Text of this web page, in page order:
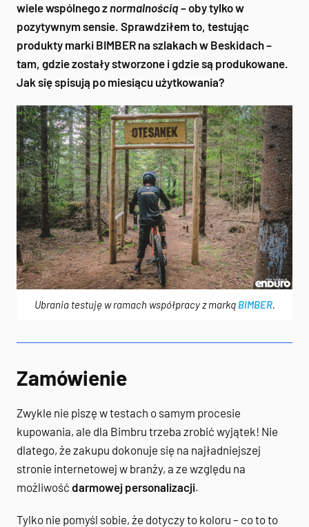
wiele wspólnego znormalnością– oby tylko w
pozytywnym sensie. Sprawdziłem to, testując
produkty marki BIMBER na szlakach w Beskidach –
tam, gdzie zostały stworzone i gdzie są produkowane.
Jak się spisują po miesiącu użytkowania?
Ubrania testuję w ramach współpracy z marką BIMBER.
Zamówienie
Zwykle nie piszę w testach o samym procesie
kupowania, ale dla Bimbru trzeba zrobić wyjątek! Nie
dlatego, że zakupu dokonuje się na najładniejszej
stronie internetowej w branży, a ze względu na
możliwość darmowej personalizacji.
Tylko nie pomyśl sobie, że dotyczy to koloru – co to to